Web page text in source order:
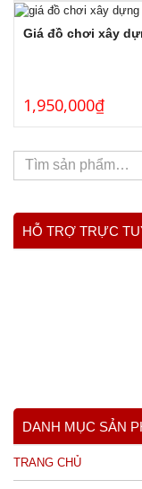
Giá đồ chơi xây
1,950,000₫
HỖ TRỢ TRỰC
DANH MỤC SẢN
TRANG CHỦ